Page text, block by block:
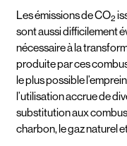
Les émissions de CO2
sont aussi difficilement
nécessaire à la
produite par ces
le plus possible
l’utilisation accrue de
substitution aux
charbon, le gaz naturel